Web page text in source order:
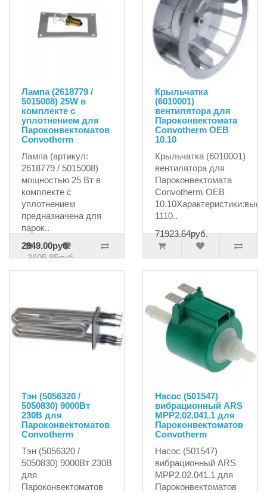
Лампа (2618779 /
5015008) 25W в
комплекте с
уплотнением для
Пароконвектоматов
Convotherm
Лампа (артикул:
2618779 / 5015008)
мощностью 25 Вт в
комплекте с
уплотнением
предназначена для
парок..
2949.00руб.
3605.85руб.
Крыльчатка
(6010001)
вентилятора для
Пароконвектомата
Сonvotherm OEB
10.10
Крыльчатка (6010001)
вентилятора для
Пароконвектомата
Сonvotherm OEB
1110..
71923.64руб.
Тэн (5056320 /
5050830) 9000Вт
230В для
Пароконвектоматов
Convotherm
Тэн (5056320 /
5050830) 9000Вт 230В
для
Пароконвектоматов
Насос (501547)
вибрационный ARS
MPP2.02.041.1 для
Пароконвектоматов
Convotherm
Насос (501547)
вибрационный ARS
MPP2.02.041.1 для
Пароконвектоматов